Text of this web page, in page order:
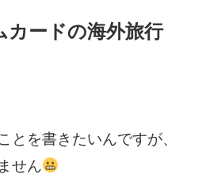
カードの海外旅行
とを書きたいんですが、
せん